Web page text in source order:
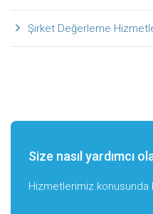
Şirket Değerleme
Size nasıl yardımcı
Hizmetlerimiz